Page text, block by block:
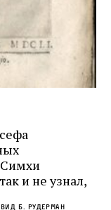
Симхи
и не узнал,
Б. Рудерман